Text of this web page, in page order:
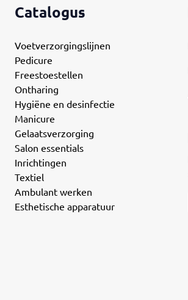
Catalogus
Voetverzorgingslijnen
Pedicure
Freestoestellen
Ontharing
Hygiëne en desinfectie
Manicure
Gelaatsverzorging
Salon essentials
Inrichtingen
Textiel
Ambulant werken
Esthetische apparatuur